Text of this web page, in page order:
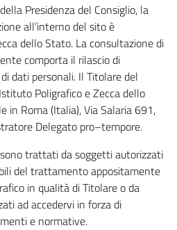
Presidenza del Consiglio, la
all’interno del sito è
dello Stato. La consultazione di
comporta il rilascio di
dati personali. Il Titolare del
Poligrafico e Zecca dello
in Roma (Italia), Via Salaria 691,
Delegato pro–tempore.
trattati da soggetti autorizzati
del trattamento appositamente
in qualità di Titolare o da
ad accedervi in forza di
e normative.